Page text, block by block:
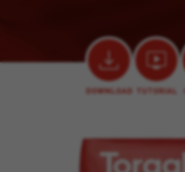
DOWNLOAD TUTORIAL